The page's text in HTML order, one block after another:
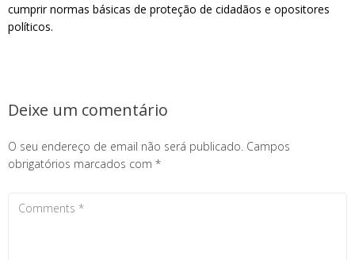
cumprir normas básicas de proteção de cidadãos e opositores
políticos.
Deixe um comentário
O seu endereço de email não será publicado. Campos
obrigatórios marcados com *